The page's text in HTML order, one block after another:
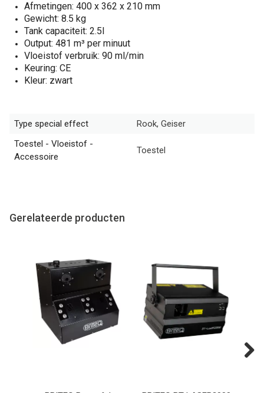
Afmetingen: 400 x 362 x 210 mm
Gewicht: 8.5 kg
Tank capaciteit: 2.5l
Output: 481 m³ per minuut
Vloeistof verbruik: 90 ml/min
Keuring: CE
Kleur: zwart
Type special effect
Rook, Geiser
Toestel - Vloeistof -
Accessoire
Toestel
Gerelateerde producten